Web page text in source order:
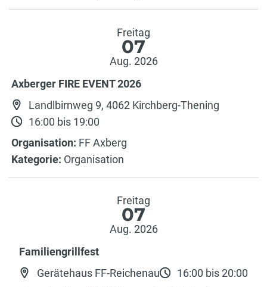
Freitag
07
Aug. 2026
Axberger FIRE EVENT 2026
Landlbirnweg 9, 4062 Kirchberg-Thening
16:00 bis 19:00
Organisation: FF Axberg
Kategorie: Organisation
Freitag
07
Aug. 2026
Familiengrillfest
Gerätehaus FF-Reichenau
16:00 bis 20:00